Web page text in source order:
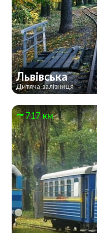
Львівська
Дитяча залізниця
717 км